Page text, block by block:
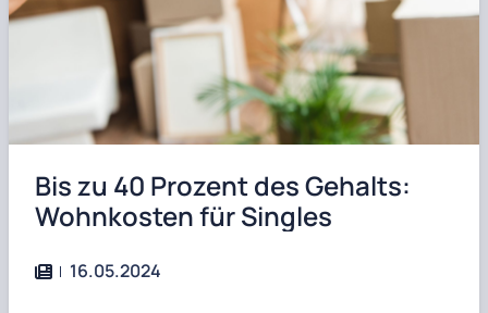
Bis zu 40 Prozent des Gehalts:
Wohnkosten für Singles
16.05.2024